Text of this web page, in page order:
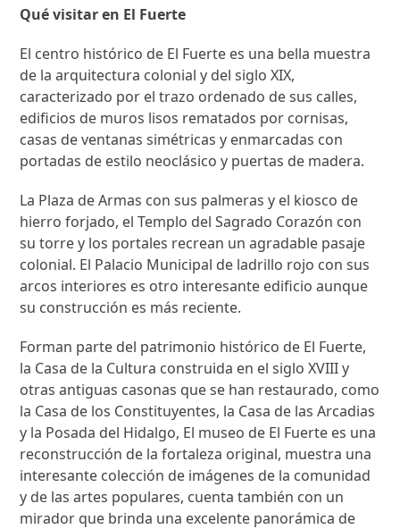
Qué visitar en El Fuerte
El centro histórico de El Fuerte es una bella muestra
de la arquitectura colonial y del siglo XIX,
caracterizado por el trazo ordenado de sus calles,
edificios de muros lisos rematados por cornisas,
casas de ventanas simétricas y enmarcadas con
portadas de estilo neoclásico y puertas de madera.
La Plaza de Armas con sus palmeras y el kiosco de
hierro forjado, el Templo del Sagrado Corazón con
su torre y los portales recrean un agradable pasaje
colonial. El Palacio Municipal de ladrillo rojo con sus
arcos interiores es otro interesante edificio aunque
su construcción es más reciente.
Forman parte del patrimonio histórico de El Fuerte,
la Casa de la Cultura construida en el siglo XVIII y
otras antiguas casonas que se han restaurado, como
la Casa de los Constituyentes, la Casa de las Arcadias
y la Posada del Hidalgo, El museo de El Fuerte es una
reconstrucción de la fortaleza original, muestra una
interesante colección de imágenes de la comunidad
y de las artes populares, cuenta también con un
mirador que brinda una excelente panorámica de